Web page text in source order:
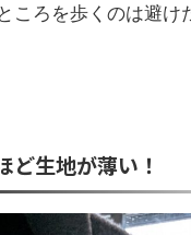
ころを歩くのは避け
ど生地が薄い！